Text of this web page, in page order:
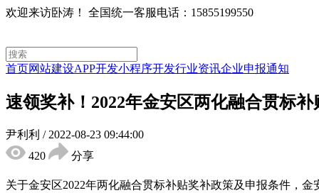
欢迎来访卧涛！ 全国统一客服电话：15855199550
首页网站建设APP开发小程序开发行业资讯企业申报通知
速领奖补！2022年金安区两化融合贯标
尹利利 / 2022-08-23 09:44:00
420
分享
关于金安区2022年两化融合贯标补贴奖补政策及申报条件，